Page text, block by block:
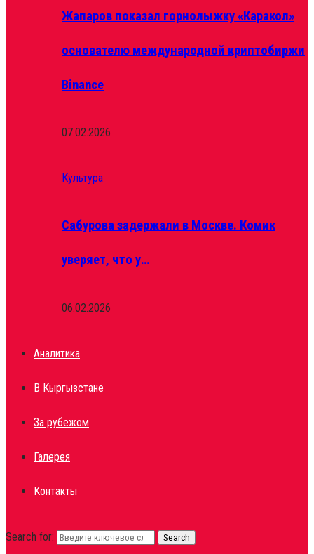
Жапаров показал горнолыжку «Каракол»
основателю международной криптобиржи
Binance
07.02.2026
Культура
Сабурова задержали в Москве. Комик
уверяет, что у…
06.02.2026
Аналитика
В Кыргызстане
За рубежом
Галерея
Контакты
Search for: Search